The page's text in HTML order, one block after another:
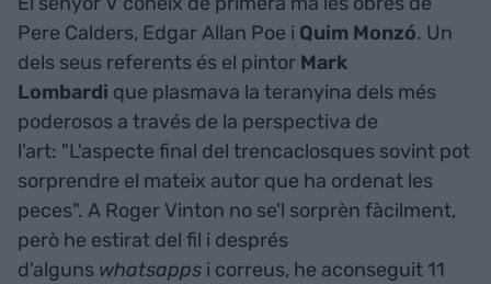
Pere Calders, Edgar Allan Poe i Quim Monzó. Un
dels seus referents és el pintor Mark
Lombardi que plasmava la teranyina dels més
poderosos a través de la perspectiva de
l'art: "L'aspecte final del trencaclosques sovint pot
sorprendre el mateix autor que ha ordenat les
peces". A Roger Vinton no se'l sorprèn fàcilment,
però he estirat del fil i després
d'alguns whatsapps i correus, he aconseguit 11